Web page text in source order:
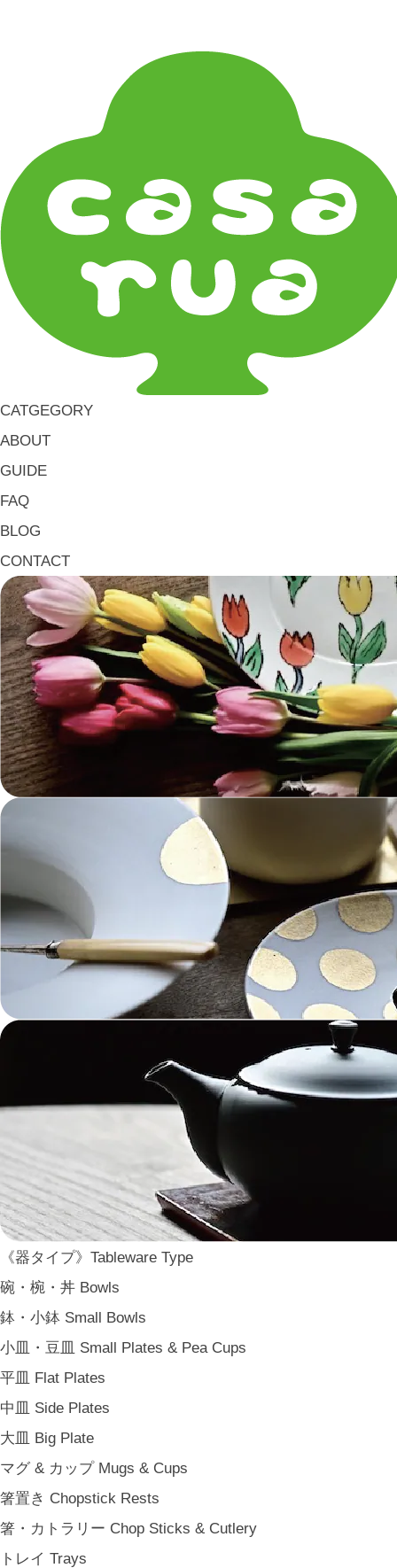
CATGEGORY
ABOUT
GUIDE
FAQ
BLOG
CONTACT
《器タイプ》Tableware Type
碗・椀・丼 Bowls
鉢・小鉢 Small Bowls
小皿・豆皿 Small Plates & Pea Cups
平皿 Flat Plates
中皿 Side Plates
大皿 Big Plate
マグ & カップ Mugs & Cups
箸置き Chopstick Rests
箸・カトラリー Chop Sticks & Cutlery
トレイ Trays
《食品》Food
MARY JIMENEZ CO. (3月中旬〜)
《器タイプ》Tableware Type
碗・椀・丼 Bowls
小皿・豆皿 Small Plates & Pea Cups
平皿 Flat Plates
中皿 Side Plates
マグ & カップ Mugs & Cups
ピッチャー Jugs
一輪挿し・花瓶
こども用 Kids Tableware
《作家・工芸》Crafts
陶芸 Ceramics
漆器 Lacquerware
木工 Woodwork
金工 Metalwork
鋳物 Cast Metal
香 Insence
その他工芸 e.t.c
《ブランド》Brands
東屋 Azmaya
二上 FUTAGAMI
畑漆器 HATA SHIKKI
織田幸銅器 Odako Douki
ARAS
WDH
WASARA
一果ニ花 icca nicca
そのほか e.t.c
《食卓》Dining
パーティー Party
《台所》Kitchen